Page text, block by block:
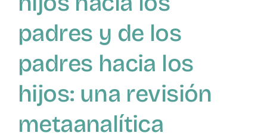
padres y de los
padres hacia los
hijos: una revisión
metaanalítica